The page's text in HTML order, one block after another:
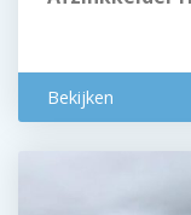
Bekijken